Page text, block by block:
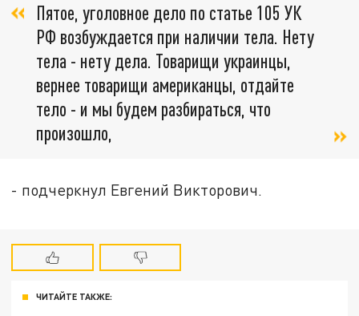
Пятое, уголовное дело по статье 105 УК
РФ возбуждается при наличии тела. Нету
тела - нету дела. Товарищи украинцы,
вернее товарищи американцы, отдайте
тело - и мы будем разбираться, что
произошло,
- подчеркнул Евгений Викторович.
ЧИТАЙТЕ ТАКЖЕ: